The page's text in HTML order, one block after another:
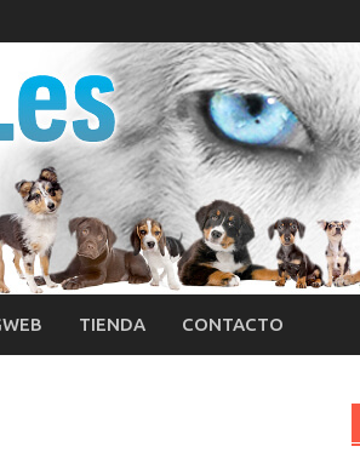
TIENDA CONTACTO